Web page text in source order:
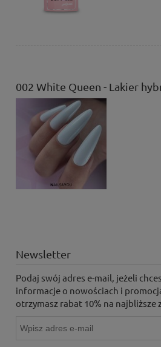
002 White Queen - Lakier
Newsletter
Podaj swój adres e-mail, jeżeli
informacje o nowościach i
otrzymasz rabat 10% na najbliższe